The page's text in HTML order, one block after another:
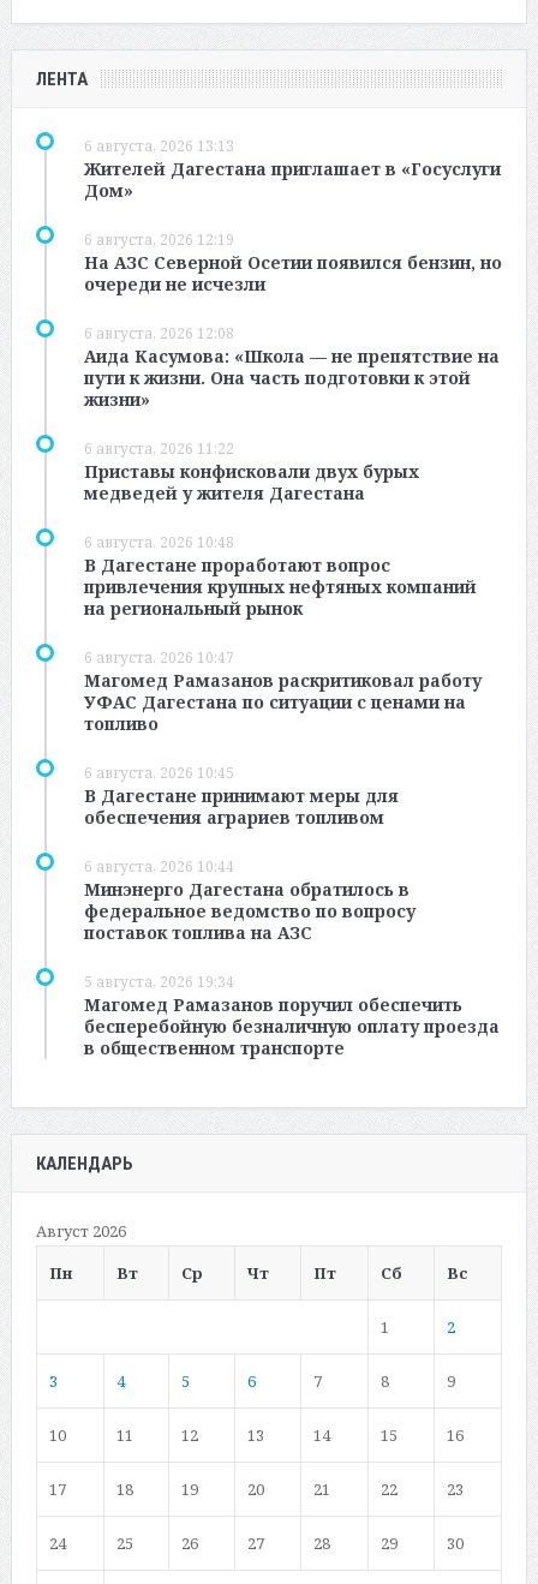
ЛЕНТА
6 августа, 2026 13:13
Жителей Дагестана приглашает в «Госуслуги
Дом»
6 августа, 2026 12:19
На АЗС Северной Осетии появился бензин, но
очереди не исчезли
6 августа, 2026 12:08
Аида Касумова: «Школа — не препятствие на
пути к жизни. Она часть подготовки к этой
жизни»
6 августа, 2026 11:22
Приставы конфисковали двух бурых
медведей у жителя Дагестана
6 августа, 2026 10:48
В Дагестане проработают вопрос
привлечения крупных нефтяных компаний
на региональный рынок
6 августа, 2026 10:47
Магомед Рамазанов раскритиковал работу
УФАС Дагестана по ситуации с ценами на
топливо
6 августа, 2026 10:45
В Дагестане принимают меры для
обеспечения аграриев топливом
6 августа, 2026 10:44
Минэнерго Дагестана обратилось в
федеральное ведомство по вопросу
поставок топлива на АЗС
5 августа, 2026 19:34
Магомед Рамазанов поручил обеспечить
бесперебойную безналичную оплату проезда
в общественном транспорте
КАЛЕНДАРЬ
Август 2026
Пн
Вт Ср Чт Пт Сб Вс
1 2
3 4 5 6 7 8 9
10 11 12 13 14 15 16
17 18 19 20 21 22 23
24 25 26 27 28 29 30